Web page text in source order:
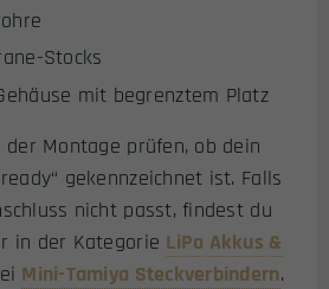
Stocks
mit begrenztem Platz
der Montage prüfen, ob dein
gekennzeichnet ist. Falls
nicht passt, findest du
in der Kategorie LiPo Akkus &
Mini-Tamiya Steckverbindern.